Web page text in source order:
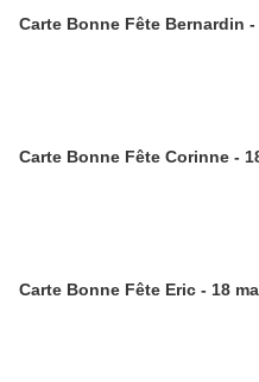
Carte Bonne Fête Bernardin -
Carte Bonne Fête Corinne -
Carte Bonne Fête Eric - 18